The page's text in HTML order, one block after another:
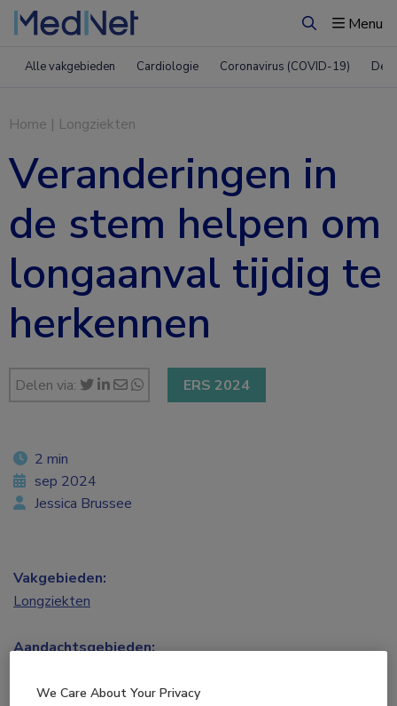
ZoekenMenu
Alle vakgebieden Cardiologie Coronavirus (COVID-19)
Home | Longziekten
Veranderingen in
de stem helpen om
longaanval tijdig te
herkennen
Delen via: ERS 2024
2 min
sep 2024
Jessica Brussee
Vakgebieden:
Longziekten
Aandachtsgebieden:
We Care About Your Privacy